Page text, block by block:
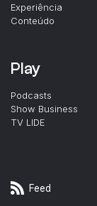
Experiência
Conteúdo
Play
Podcasts
Show Business
TV LIDE
Feed